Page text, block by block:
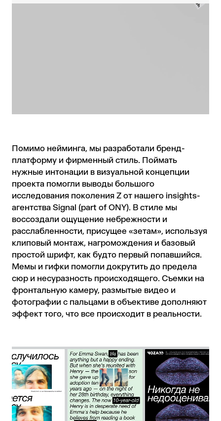
Помимо нейминга, мы разработали бренд-
платформу и фирменный стиль. Поймать
нужные интонации в визуальной концепции
проекта помогли выводы большого
исследования поколения Z от нашего insights-
агентства Signal (part of ONY). В стиле мы
воссоздали ощущение небрежности и
расслабленности, присущее «зетам», используя
клиповый монтаж, нагромождения и базовый
простой шрифт, как будто первый попавшийся.
Мемы и гифки помогли докрутить до предела
сюр и несуразность происходящего. Съемки на
фронтальную камеру, размытые видео и
фотографии с пальцами в объективе дополняют
эффект того, что все происходит в реальности.